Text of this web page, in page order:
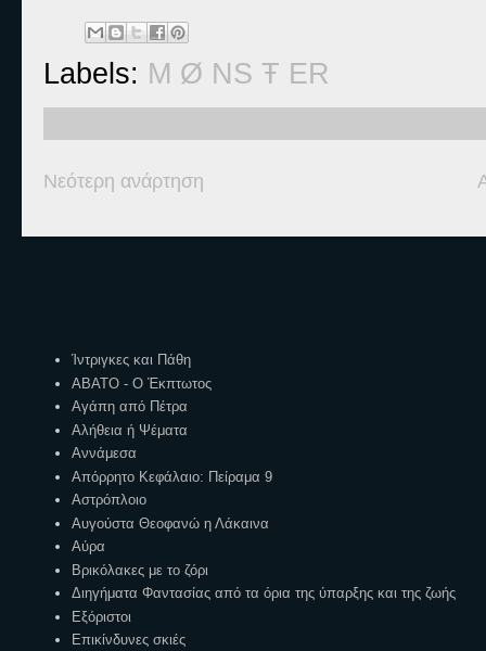
Labels: M Ø NS Ŧ ER
Νεότερη ανάρτηση
Ίντριγκες και Πάθη
ΑΒΑΤΟ - Ο Έκπτωτος
Αγάπη από Πέτρα
Αλήθεια ή Ψέματα
Αννάμεσα
Απόρρητο Κεφάλαιο: Πείραμα 9
Αστρόπλοιο
Αυγούστα Θεοφανώ η Λάκαινα
Αύρα
Βρικόλακες με το ζόρι
Διηγήματα Φαντασίας από τα όρια της ύπαρξης και της ζωής
Εξόριστοι
Επικίνδυνες σκιές